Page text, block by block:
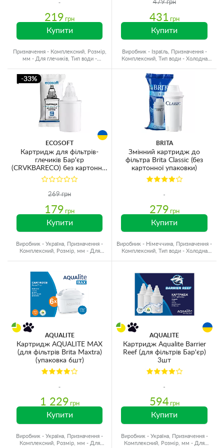
219 грн
Купити
Призначення - Комплексний, Розмір,
мм - Для глечиків, Тип води -
479 грн
431 грн
Купити
Виробник - Ізраїль, Призначення -
Комплексний, Тип води - Холодна
-33%
ECOSOFT
Картридж для фільтрів-
глечиків Бар'єр
(CRVKBARECO) без картонної
упаковки
269 грн
179 грн
Купити
Виробник - Україна, Призначення -
Комплексний, Розмір, мм - Для
BRITA
Змінний картридж до
фільтра Brita Classic (без
картонної упаковки)
279 грн
Купити
Виробник - Німеччина, Призначення -
Комплексний, Тип води - Холодна
AQUALITE
Картридж AQUALITE MAX
(для фільтрів Brita Maxtra)
(упаковка 6шт)
1 229 грн
Купити
Виробник - Україна, Призначення -
Комплексний, Розмір, мм - Для
AQUALITE
Картридж Aqualite Barrier
Reef (для фільтрів Бар'єр)
3шт
594 грн
Купити
Виробник - Україна, Призначення -
Комплексний, Розмір, мм - Для